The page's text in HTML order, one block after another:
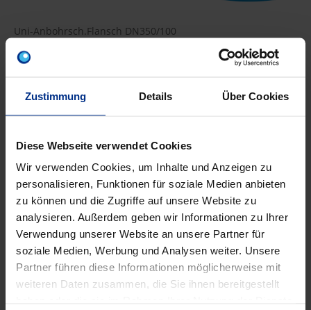
Zustimmung Details Über Cookies
Diese Webseite verwendet Cookies
Wir verwenden Cookies, um Inhalte und Anzeigen zu
personalisieren, Funktionen für soziale Medien anbieten
zu können und die Zugriffe auf unsere Website zu
analysieren. Außerdem geben wir Informationen zu Ihrer
Verwendung unserer Website an unsere Partner für
soziale Medien, Werbung und Analysen weiter. Unsere
Partner führen diese Informationen möglicherweise mit
weiteren Daten zusammen, die Sie ihnen bereitgestellt
Uni-Anbohrsch.Flansch DN350/100
Anbohrschelle / Flansch, Kompakter Schellenkörper
MINUS PLUS
Min.: 1 Stück
758,00 €
pro 1 Stück (exkl. Mwst.)
AAJ
Code